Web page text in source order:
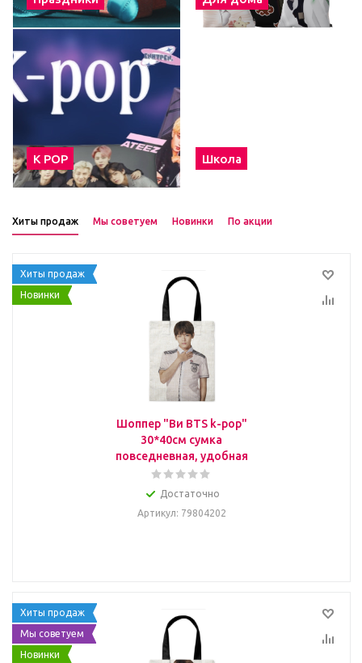
К POP Школа
Хиты продаж Мы советуем Новинки По акции
Хиты продаж
Новинки
Шоппер "Ви BTS k-pop"
30*40см сумка
повседневная, удобная
Достаточно
Артикул: 79804202
Хиты продаж
Мы советуем
Новинки